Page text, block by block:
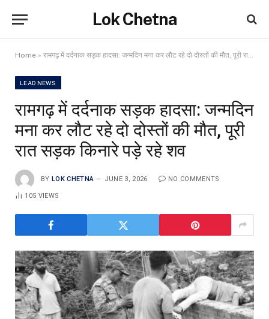
Lok Chetna
Home » रामगढ़ में दर्दनाक सड़क हादसा: जन्मदिन मना कर लौट रहे दो दोस्तों की मौत, पूरी रात सड़क किनारे पड़े रहे शव
LEAD NEWS
रामगढ़ में दर्दनाक सड़क हादसा: जन्मदिन
मना कर लौट रहे दो दोस्तों की मौत, पूरी
रात सड़क किनारे पड़े रहे शव
BY LOK CHETNA JUNE 3, 2026 NO COMMENTS
105 VIEWS